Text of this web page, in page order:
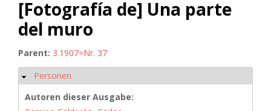
[Fotografía de] Una parte
del muro
Parent: 3.1907=Nr. 37
Hide
Personen
Autoren dieser Ausgabe: